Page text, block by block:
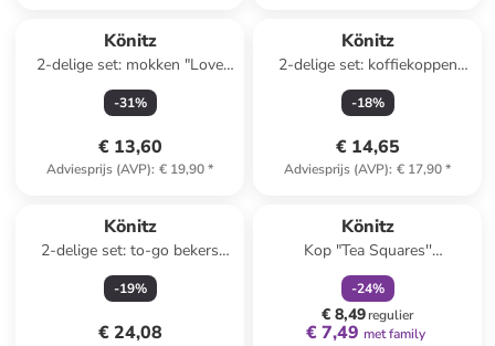
Könitz
2-delige set: mokken "Love
heart" wit - 400 ml
-31%
€ 13,60
Adviesprijs (AVP): € 19,90*
Könitz
2-delige set: koffiekoppen
"Coffee Code" meerkleurig -
240 ml
-18%
€ 14,65
Adviesprijs (AVP): € 17,90*
Könitz
2-delige set: to-go bekers
"Eco - It's Our Earth"
wit/zwart - 380 ml
-19%
€ 24,08
Könitz
Kop "Tea Squares''
meerkleurig - 310 ml
-24%
€ 8,49regulier
€ 7,49 met family